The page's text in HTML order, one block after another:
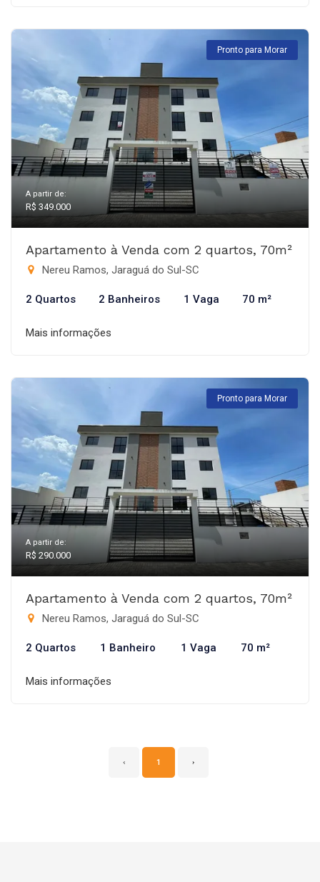
Pronto para Morar
A partir de:
R$ 349.000
Apartamento à Venda com 2 quartos, 70m²
Nereu Ramos, Jaraguá do Sul-SC
2 Quartos 2 Banheiros 1 Vaga 70 m²
Mais informações
Pronto para Morar
A partir de:
R$ 290.000
Apartamento à Venda com 2 quartos, 70m²
Nereu Ramos, Jaraguá do Sul-SC
2 Quartos 1 Banheiro 1 Vaga 70 m²
Mais informações
‹ 1 ›